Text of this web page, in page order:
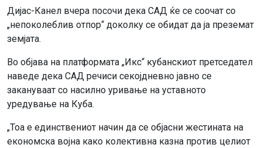
Дијас-Канел вчера посочи дека САД ќе се соочат со
„непоколеблив отпор“ доколку се обидат да ја преземат
земјата.
Во објава на платформата „Икс“ кубанскиот претседател
наведе дека САД речиси секојдневно јавно се
закануваат со насилно уривање на уставното
уредување на Куба.
„Тоа е единствениот начин да се објасни жестината на
економска војна како колективна казна против целиот